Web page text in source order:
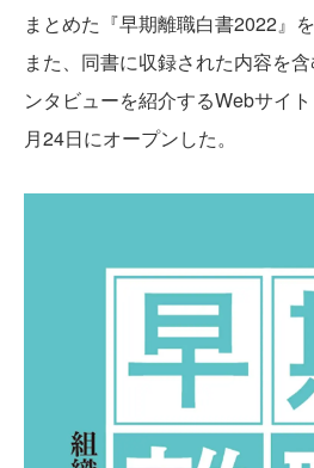
まとめた『早期離職白書2022』
また、同書に収録された内容を
ンタビューを紹介するWebサイ
月24日にオープンした。